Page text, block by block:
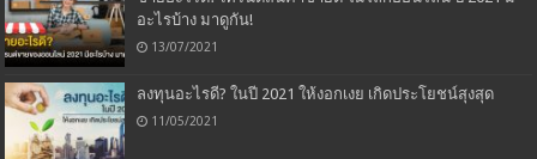
อะไรบ้าง มาดูกัน!
13/07/2021
ลงทุนอะไรดี? ในปี 2021 ให้งอกเงย เกิดประโยชน์สุงสุด
11/05/2021